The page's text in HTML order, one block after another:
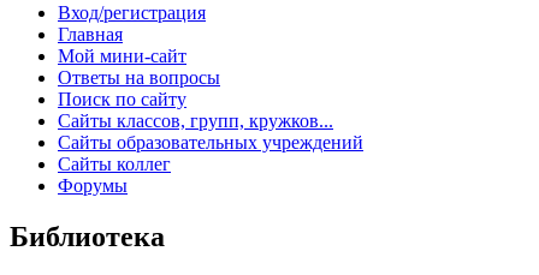
Вход/регистрация
Главная
Мой мини-сайт
Ответы на вопросы
Поиск по сайту
Сайты классов, групп, кружков...
Сайты образовательных учреждений
Сайты коллег
Форумы
Библиотека